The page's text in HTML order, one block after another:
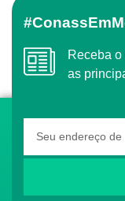
Receba o conteúdo semanal do Conass com
as